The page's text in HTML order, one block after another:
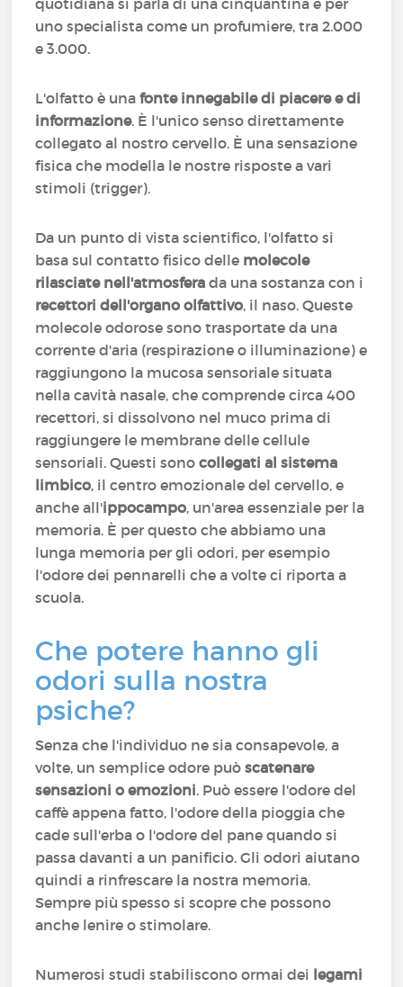
quotidiana si parla di una cinquantina e per
uno specialista come un profumiere, tra 2.000
e 3.000.
L'olfatto è unafonte innegabile di piacere e di
informazione. È l'unico senso direttamente
collegato al nostro cervello. È una sensazione
fisica che modella le nostre risposte a vari
stimoli (trigger).
Da un punto di vista scientifico, l'olfatto si
basa sul contatto fisico delle molecole
rilasciate nell'atmosferada una sostanza con i
recettori dell'organo olfattivo, il naso. Queste
molecole odorose sono trasportate da una
corrente d'aria (respirazione o illuminazione) e
raggiungono la mucosa sensoriale situata
nella cavità nasale, che comprende circa 400
recettori, si dissolvono nel muco prima di
raggiungere le membrane delle cellule
sensoriali. Questi sonocollegati al sistema
limbico, il centro emozionale del cervello, e
anche all'ippocampo, un'area essenziale per la
memoria. È per questo che abbiamo una
lunga memoria per gli odori, per esempio
l'odore dei pennarelli che a volte ci riporta a
scuola.
Che potere hanno gli
odori sulla nostra
psiche?
Senza che l'individuo ne sia consapevole, a
volte, un semplice odore puòscatenare
sensazioni o emozioni. Può essere l'odore del
caffè appena fatto, l'odore della pioggia che
cade sull'erba o l'odore del pane quando si
passa davanti a un panificio. Gli odori aiutano
quindi a rinfrescare la nostra memoria.
Sempre più spesso si scopre che possono
anche lenire o stimolare.
Numerosi studi stabiliscono ormai dei legami